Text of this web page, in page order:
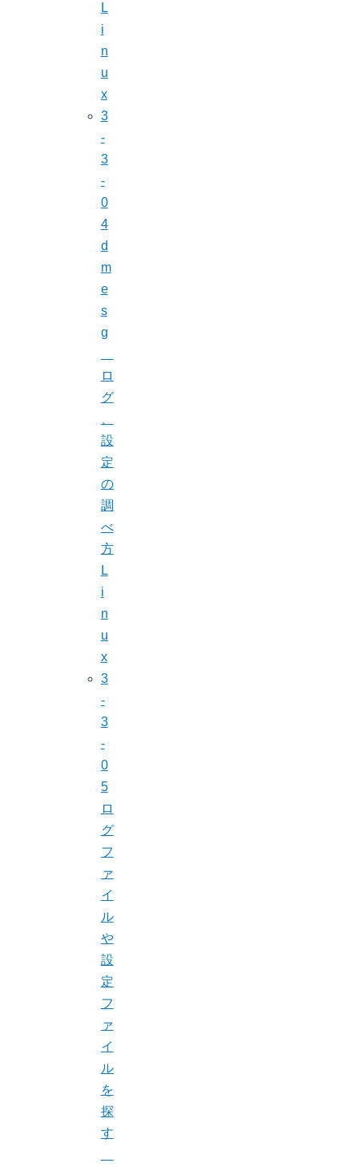
L
i
n
u
x
3
-
3
-
0
4
d
m
e
s
g
ロ
グ
設
定
の
調
べ
方
L
i
n
u
x
3
-
3
-
0
5
ロ
グ
フ
ァ
イ
ル
や
設
定
フ
ァ
イ
ル
を
探
す